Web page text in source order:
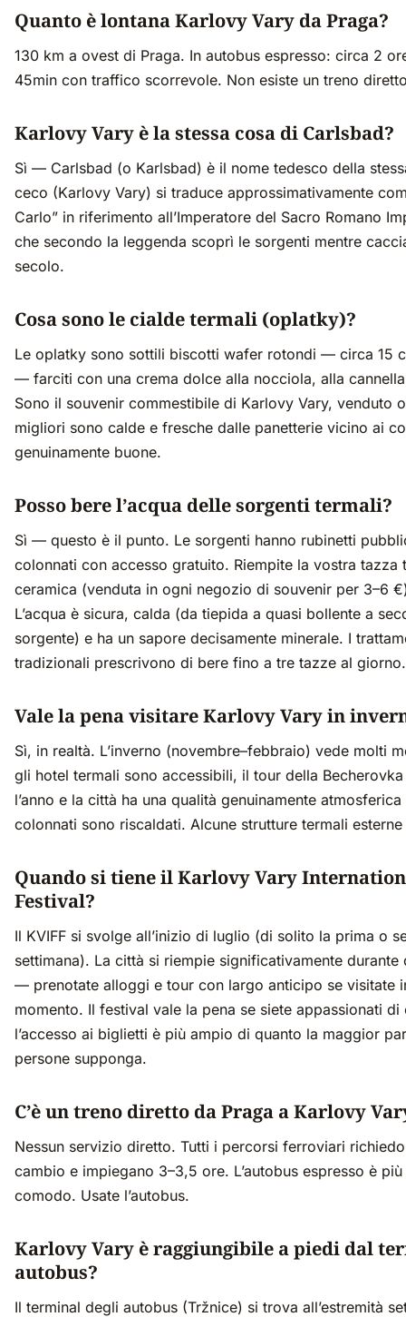
Quanto è lontana Karlovy Vary da Praga?
130 km a ovest di Praga. In autobus espresso: circa 2
45min con traffico scorrevole. Non esiste un treno
Karlovy Vary è la stessa cosa di Carlsbad?
Sì — Carlsbad (o Karlsbad) è il nome tedesco della
ceco (Karlovy Vary) si traduce approssimativamente
Carlo” in riferimento all’Imperatore del Sacro Romano
che secondo la leggenda scoprì le sorgenti mentre
secolo.
Cosa sono le cialde termali (oplatky)?
Le oplatky sono sottili biscotti wafer rotondi — circa 15
— farciti con una crema dolce alla nocciola, alla
Sono il souvenir commestibile di Karlovy Vary, venduto
migliori sono calde e fresche dalle panetterie vicino ai
genuinamente buone.
Posso bere l’acqua delle sorgenti termali?
Sì — questo è il punto. Le sorgenti hanno rubinetti
colonnati con accesso gratuito. Riempite la vostra tazza
ceramica (venduta in ogni negozio di souvenir per 3–6
L’acqua è sicura, calda (da tiepida a quasi bollente a
sorgente) e ha un sapore decisamente minerale. I
tradizionali prescrivono di bere fino a tre tazze al giorno.
Vale la pena visitare Karlovy Vary in
Sì, in realtà. L’inverno (novembre–febbraio) vede molti
gli hotel termali sono accessibili, il tour della
l’anno e la città ha una qualità genuinamente
colonnati sono riscaldati. Alcune strutture termali
Quando si tiene il Karlovy Vary
Festival?
Il KVIFF si svolge all’inizio di luglio (di solito la prima o
settimana). La città si riempie significativamente
— prenotate alloggi e tour con largo anticipo se visitate
momento. Il festival vale la pena se siete appassionati di
l’accesso ai biglietti è più ampio di quanto la maggior
persone supponga.
C’è un treno diretto da Praga a Karlovy
Nessun servizio diretto. Tutti i percorsi ferroviari
cambio e impiegano 3–3,5 ore. L’autobus espresso è
comodo. Usate l’autobus.
Karlovy Vary è raggiungibile a piedi dal
autobus?
Il terminal degli autobus (Tržnice) si trova all’estremità